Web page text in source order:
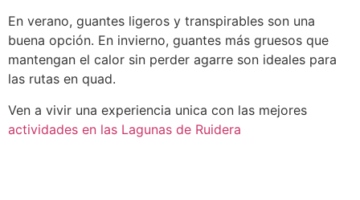
En verano, guantes ligeros y transpirables son una
buena opción. En invierno, guantes más gruesos que
mantengan el calor sin perder agarre son ideales para
las rutas en quad.
Ven a vivir una experiencia unica con las mejores
actividades en las Lagunas de Ruidera